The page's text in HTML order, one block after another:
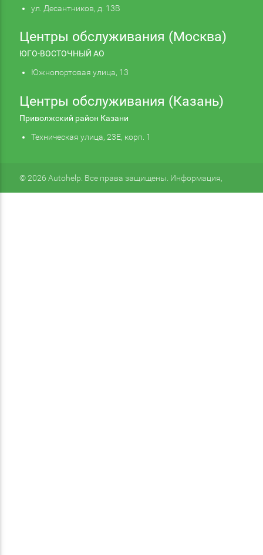
ул. Десантников, д. 13В
Центры обслуживания (Москва)
ЮГО-ВОСТОЧНЫЙ АО
Южнопортовая улица, 13
Центры обслуживания (Казань)
Приволжский район Казани
Техническая улица, 23Е, корп. 1
© 2026 Autohelp. Все права защищены. Информация,